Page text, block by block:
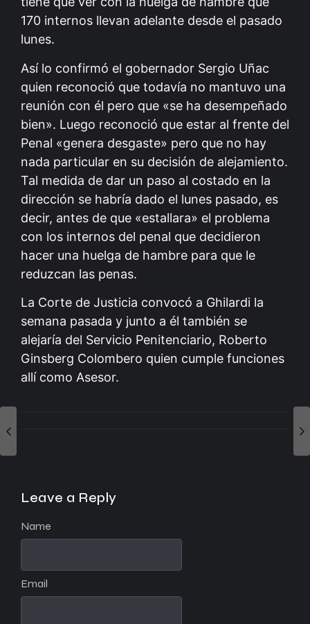
170 internos llevan adelante desde el pasado
lunes.
Así lo confirmó el gobernador Sergio Uñac
quien reconoció que todavía no mantuvo una
reunión con él pero que «se ha desempeñado
bien». Luego reconoció que estar al frente del
Penal «genera desgaste» pero que no hay
nada particular en su decisión de alejamiento.
Tal medida de dar un paso al costado en la
dirección se habría dado el lunes pasado, es
decir, antes de que «estallara» el problema
con los internos del penal que decidieron
hacer una huelga de hambre para que le
reduzcan las penas.
La Corte de Justicia convocó a Ghilardi la
semana pasada y junto a él también se
alejaría del Servicio Penitenciario, Roberto
Ginsberg Colombero quien cumple funciones
allí como Asesor.
Leave a Reply
Name
Email